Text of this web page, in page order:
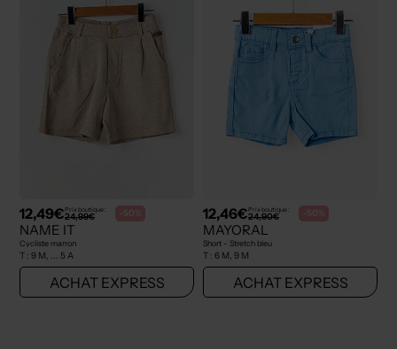
12,49€Prix boutique :
24,99€ -50%
NAME IT
Cycliste marron
T : 9 M, ... 5 A
ACHAT EXPRESS
12,46€Prix boutique :
24,90€ -50%
MAYORAL
Short - Stretch bleu
T : 6 M, 9 M
ACHAT EXPRESS